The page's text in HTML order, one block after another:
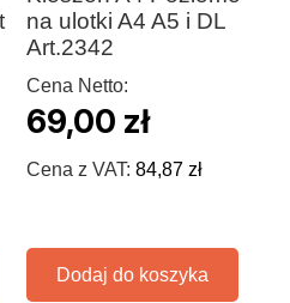
na ulotki A4 A5 i DL
Art.2342
Cena Netto:
69,00 zł
Cena z VAT:84,87 zł
Dodaj do koszyka